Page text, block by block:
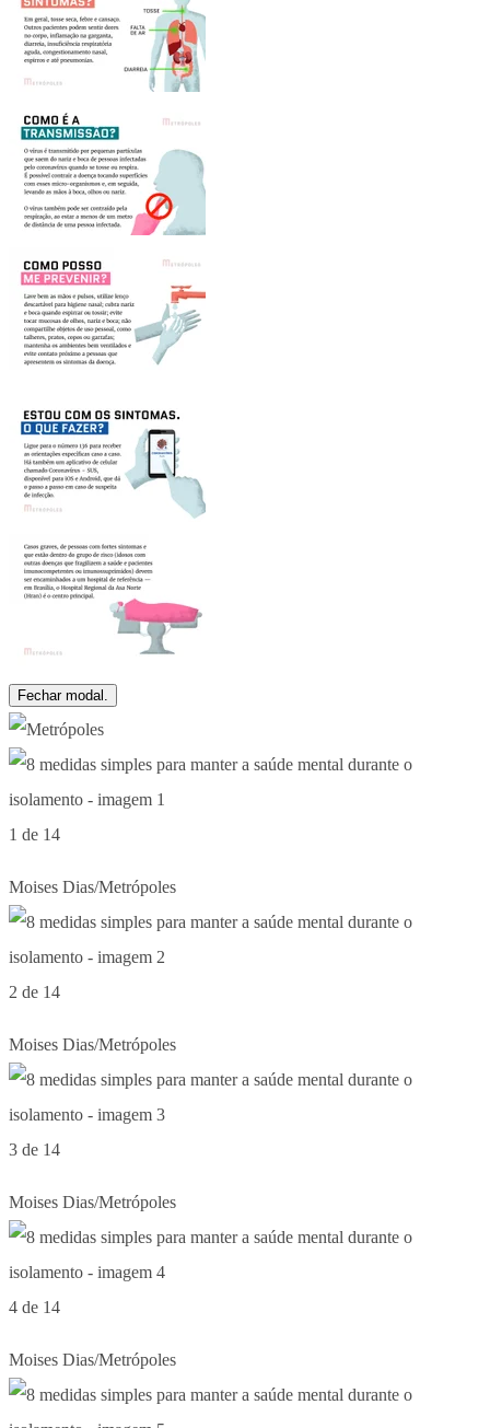
Fechar modal.
1 de 14
Moises Dias/Metrópoles
2 de 14
Moises Dias/Metrópoles
3 de 14
Moises Dias/Metrópoles
4 de 14
Moises Dias/Metrópoles